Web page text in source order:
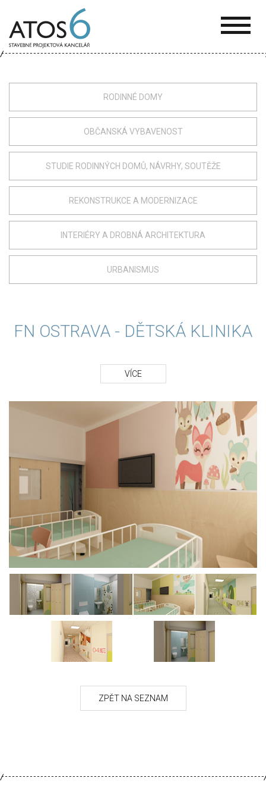
6
RODINNÉ DOMY
OBČANSKÁ VYBAVENOST
STUDIE RODINNÝCH DOMŮ, NÁVRHY, SOUTĚŽE
REKONSTRUKCE A MODERNIZACE
INTERIÉRY A DROBNÁ ARCHITEKTURA
URBANISMUS
FN OSTRAVA - DĚTSKÁ KLINIKA
VÍCE